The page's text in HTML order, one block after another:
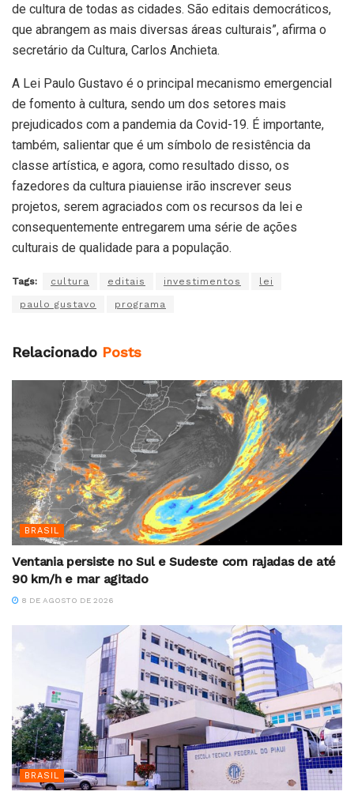
de cultura de todas as cidades. São editais democráticos,
que abrangem as mais diversas áreas culturais”, afirma o
secretário da Cultura, Carlos Anchieta.
A Lei Paulo Gustavo é o principal mecanismo emergencial
de fomento à cultura, sendo um dos setores mais
prejudicados com a pandemia da Covid-19. É importante,
também, salientar que é um símbolo de resistência da
classe artística, e agora, como resultado disso, os
fazedores da cultura piauiense irão inscrever seus
projetos, serem agraciados com os recursos da lei e
consequentemente entregarem uma série de ações
culturais de qualidade para a população.
Tags: cultura editais investimentos lei
paulo gustavo programa
Relacionado Posts
BRASIL
Ventania persiste no Sul e Sudeste com rajadas de até
90 km/h e mar agitado
8 DE AGOSTO DE 2026
BRASIL